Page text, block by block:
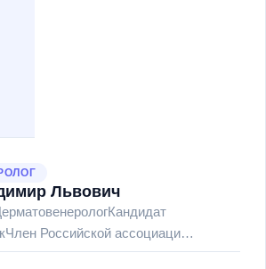
Львович
Российской ассоциаци…